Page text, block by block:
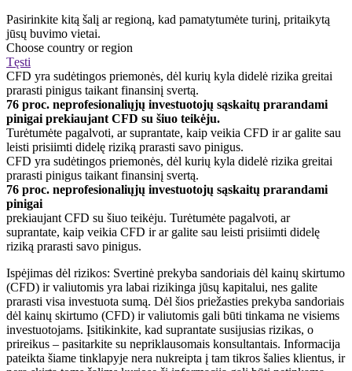
Pasirinkite kitą šalį ar regioną, kad pamatytumėte turinį, pritaikytą
jūsų buvimo vietai.
Choose country or region
Tęsti
CFD yra sudėtingos priemonės, dėl kurių kyla didelė rizika greitai
prarasti pinigus taikant finansinį svertą.
76 proc. neprofesionaliųjų investuotojų sąskaitų prarandami
pinigai prekiaujant CFD su šiuo teikėju.
Turėtumėte pagalvoti, ar suprantate, kaip veikia CFD ir ar galite sau
leisti prisiimti didelę riziką prarasti savo pinigus.
CFD yra sudėtingos priemonės, dėl kurių kyla didelė rizika greitai
prarasti pinigus taikant finansinį svertą.
76 proc. neprofesionaliųjų investuotojų sąskaitų prarandami
pinigai
prekiaujant CFD su šiuo teikėju. Turėtumėte pagalvoti, ar
suprantate, kaip veikia CFD ir ar galite sau leisti prisiimti didelę
riziką prarasti savo pinigus.
Ispėjimas dėl rizikos: Svertinė prekyba sandoriais dėl kainų skirtumo
(CFD) ir valiutomis yra labai rizikinga jūsų kapitalui, nes galite
prarasti visa investuota sumą. Dėl šios priežasties prekyba sandoriais
dėl kainų skirtumo (CFD) ir valiutomis gali būti tinkama ne visiems
investuotojams. Įsitikinkite, kad suprantate susijusias rizikas, o
prireikus – pasitarkite su nepriklausomais konsultantais. Informacija
pateikta šiame tinklapyje nera nukreipta į tam tikros šalies klientus, ir